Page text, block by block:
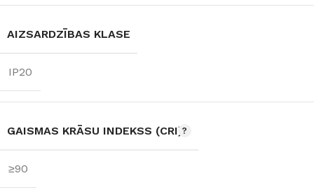
AIZSARDZĪBAS KLASE
IP20
GAISMAS KRĀSU INDEKSS (CRI)
≥90